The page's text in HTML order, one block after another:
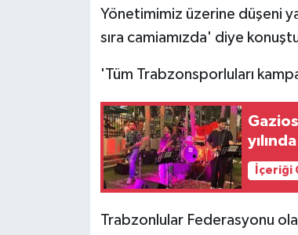
Yönetimimiz üzerine düşeni
sıra camiamızda' diye
'Tüm Trabzonsporluları
İçeriği
Trabzonlular Federasyonu
TEKNOLOJİ
ÜLKE GÜNDEMİ